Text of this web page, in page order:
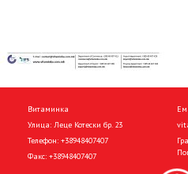
Витаминка
Улица: Леце Котески бр. 23
Телефон: +38948407407
Факс: +38948407407